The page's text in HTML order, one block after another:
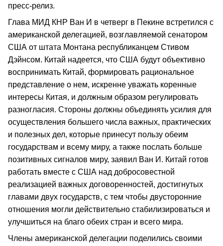
пресс-релиз.
Глава МИД КНР Ван И в четверг в Пекине встретился с
американской делегацией, возглавляемой сенатором
США от штата Монтана республиканцем Стивом
Дэйнсом. Китай надеется, что США будут объективно
воспринимать Китай, формировать рациональное
представление о нем, искренне уважать коренные
интересы Китая, и должным образом регулировать
разногласия. Стороны должны объединять усилия для
осуществления большего числа важных, практических
и полезных дел, которые принесут пользу обеим
государствам и всему миру, а также послать больше
позитивных сигналов миру, заявил Ван И. Китай готов
работать вместе с США над добросовестной
реализацией важных договоренностей, достигнутых
главами двух государств, с тем чтобы двусторонние
отношения могли действительно стабилизироваться и
улучшиться на благо обеих стран и всего мира.
Члены американской делегации поделились своими